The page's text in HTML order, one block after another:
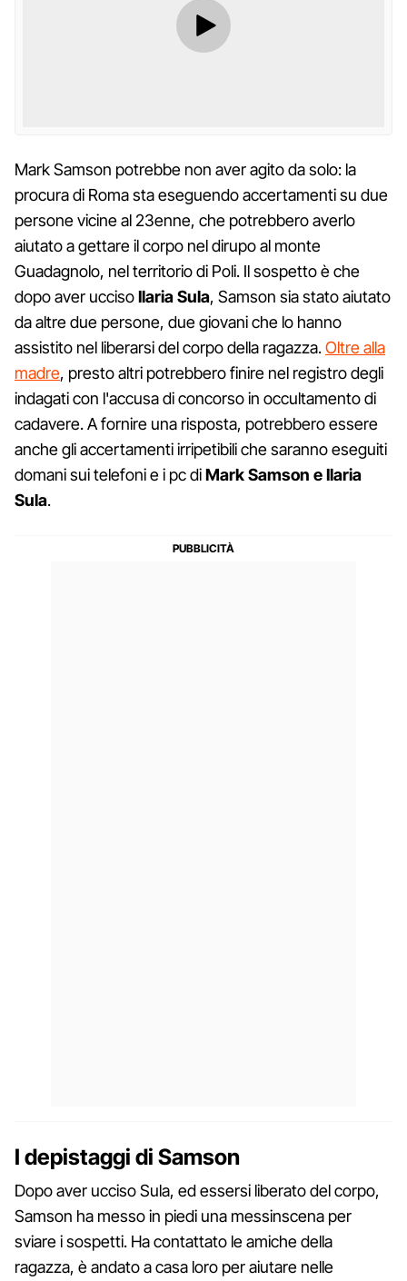
Mark Samson potrebbe non aver agito da solo: la
procura di Roma sta eseguendo accertamenti su due
persone vicine al 23enne, che potrebbero averlo
aiutato a gettare il corpo nel dirupo al monte
Guadagnolo, nel territorio di Poli. Il sospetto è che
dopo aver uccisoIlaria Sula, Samson sia stato aiutato
da altre due persone, due giovani che lo hanno
assistito nel liberarsi del corpo della ragazza.Oltre alla
madre, presto altri potrebbero finire nel registro degli
indagati con l'accusa di concorso in occultamento di
cadavere. A fornire una risposta, potrebbero essere
anche gli accertamenti irripetibili che saranno eseguiti
domani sui telefoni e i pc diMark Samson e Ilaria
Sula.
I depistaggi di Samson
Dopo aver ucciso Sula, ed essersi liberato del corpo,
Samson ha messo in piedi una messinscena per
sviare i sospetti. Ha contattato le amiche della
ragazza, è andato a casa loro per aiutare nelle